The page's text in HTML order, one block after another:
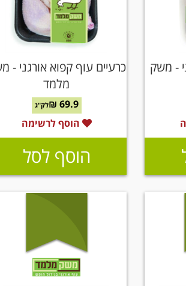
- משק
כרעיים עוף קפוא אורגני -
מלמד
69.9 ₪ לק"ג
הוסף לרשימה
הוסף לסל